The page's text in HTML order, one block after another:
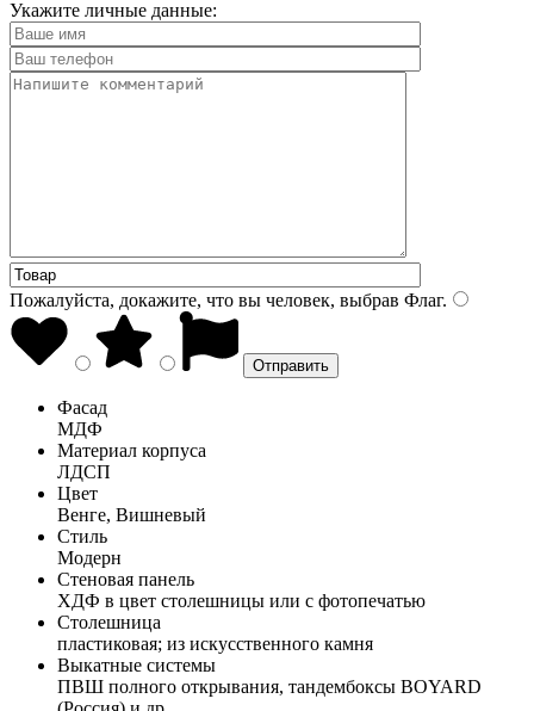
Укажите личные данные:
Пожалуйста, докажите, что вы человек, выбрав Флаг.
Фасад
МДФ
Материал корпуса
ЛДСП
Цвет
Венге, Вишневый
Стиль
Модерн
Стеновая панель
ХДФ в цвет столешницы или с фотопечатью
Столешница
пластиковая; из искусственного камня
Выкатные системы
ПВШ полного открывания, тандембоксы BOYARD